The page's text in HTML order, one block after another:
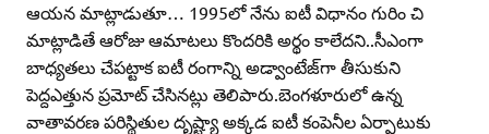
ఆయన మాట్లాడుతూ… 1995లో నేను ఐటీ విధానం గురిం చి
మాట్లాడితే ఆరోజు ఆమాటలు కొందరికి అర్థం కాలేదని..సీఎంగా
బాధ్యతలు చేపట్టాక ఐటీ రంగాన్ని అడ్వాంటేజ్‌గా తీసుకుని
పెద్దఎత్తున ప్రమోట్‌ చేసినట్లు తెలిపారు.బెంగళూరులో ఉన్న
వాతావరణ పరిస్థితుల దృష్ట్యా అక్కడ ఐటీ కంపెనీల ఏర్పాటుకు